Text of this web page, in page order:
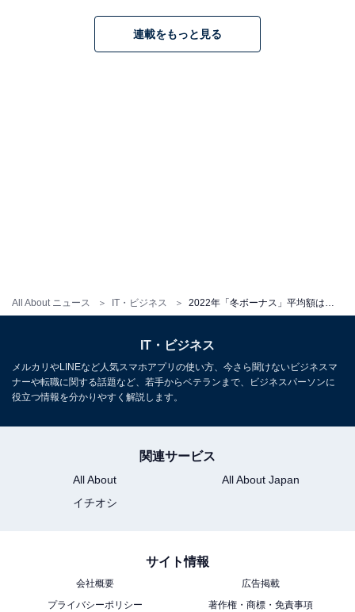
All About ニュース IT・ビジネス
なお、貯金に回す金額の平均は「42.4万円」で、今冬ボ
ーナスの平均支給額「69.8万円」に対しておよそ6割を貯
金に回す結果となっています。貯金派の回答者からは、
日本経済の先行き不透明感を懸念するコメントが見られ
【おすすめ記事】
冬のボーナス、東京都の民間企業平均は78万256円。最
も多い業種は？
連載をもっと見る
IT・ビジネス
メルカリやLINEなど人気スマホアプリの使い方、今さら聞けないビジネスマ
ナーや転職に関する話題など、若手からベテランまで、ビジネスパーソンに
役立つ情報を分かりやすく解説します。
関連サービス
All About
All About Japan
イチオシ
サイト情報
会社概要
広告掲載
プライバシーポリシー
著作権・商標・免責事項